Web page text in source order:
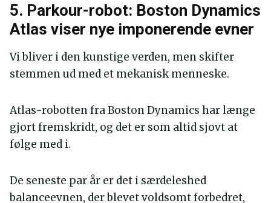
5. Parkour-robot: Boston Dynamics
Atlas viser nye imponerende evner
Vi bliver i den kunstige verden, men skifter
stemmen ud med et mekanisk menneske.
Atlas-robotten fra Boston Dynamics har længe
gjort fremskridt, og det er som altid sjovt at
følge med i.
De seneste par år er det i særdeleshed
balanceevnen, der blevet voldsomt forbedret,